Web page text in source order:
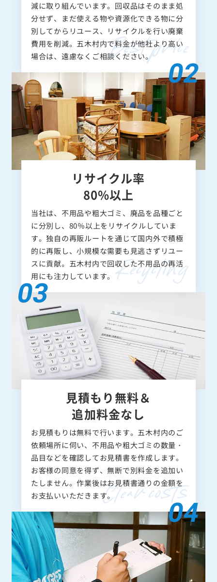
減に取り組んでいます。回収品はそのまま処
分せず、まだ使える物や資源化できる物に分
別してからリユース、リサイクルを行い廃棄
費用を削減。五木村内で料金が他社より高い
場合は、遠慮なくご相談ください。
リサイクル率
80%以上
当社は、不用品や粗大ゴミ、廃品を品種ごと
に分別し、80％以上をリサイクルしていま
す。独自の再販ルートを通じて国内外で積極
的に再販し、小規模な需要も見逃さずリユー
スに貢献。五木村内で回収した不用品の再活
用にも注力しています。
見積もり無料＆
追加料金なし
お見積もりは無料で行います。五木村内のご
依頼場所に伺い、不用品や粗大ゴミの数量・
品目などを確認してお見積書を作成します。
お客様の同意を得ず、無断で別料金を追加い
たしません。作業後はお見積書通りの金額を
お支払いいただきます。